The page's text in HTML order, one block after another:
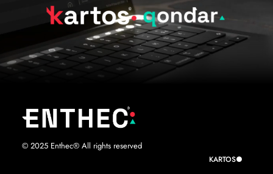
© 2025 Enthec® All rights reserved
KARTOS●